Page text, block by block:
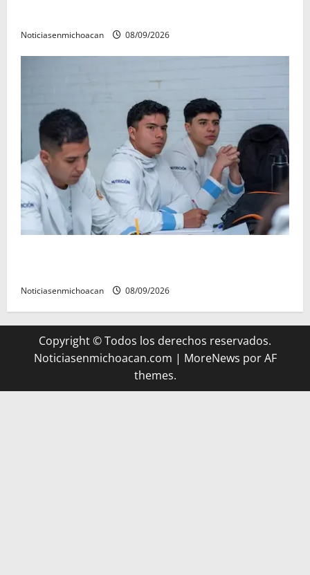
Noticiasenmichoacan 08/09/2026
Noticiasenmichoacan 08/09/2026
Copyright © Todos los derechos reservados.
Noticiasenmichoacan.com | MoreNews por AF
themes.